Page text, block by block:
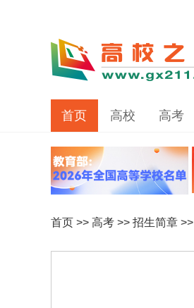
首页 高校 高考
首页 >> 高考 >> 招生简章 >>